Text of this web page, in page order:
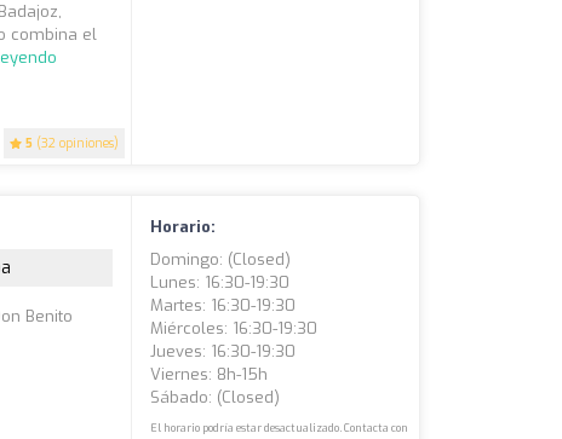
5 (32 opiniones)
combina el
Benito
Horario:
Domingo: (closed)
Lunes: 16:30-19:30
Martes: 16:30-19:30
Miércoles: 16:30-19:30
Jueves: 16:30-19:30
Viernes: 8h-15h
Sábado: (closed)
El horario podría estar desactualizado. Contacta con